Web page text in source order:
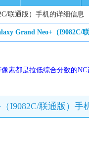
联通版）手机的详细信息
Grand Neo+（I9082C/联
素都是拉低综合分数的
I9082C/联通版）手